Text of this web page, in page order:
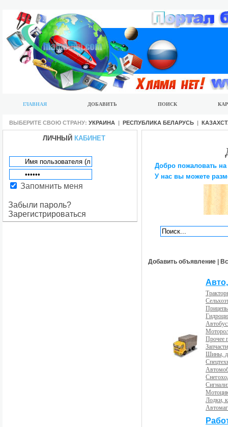
ГЛАВНАЯ ДОБАВИТЬ ПОИСК
ВЫБЕРИТЕ СВОЮ СТРАНУ: УКРАИНА | РЕСПУБЛИКА БЕЛАРУСЬ |
ЛИЧНЫЙ КАБИНЕТ
Запомнить меня
Забыли пароль?
Зарегистрироваться
Добро пожаловать
У нас вы можете
Добавить объявление |
Прочее
Шины,
Лодки,